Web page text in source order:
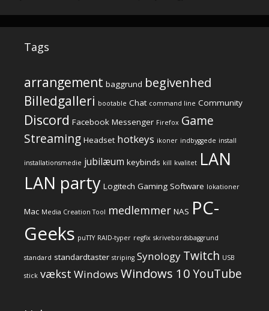
Tags
arrangement baggrund begivenhed
Billedgalleri bootable Chat command line Community
Discord Facebook Messenger Firefox Game
Streaming Headset hotkeys ikoner indbyggede install
installationsmedie jubilæum keybinds kill kvalitet LAN
LAN party Logitech Gaming Software lokationer
Mac Media Creation Tool medlemmer NAS PC-
Geeks puTTY RAID-typer regfix skrivebordsbaggrund
standard standardtaster striping Synology Twitch USB
stick vækst Windows Windows 10YouTube